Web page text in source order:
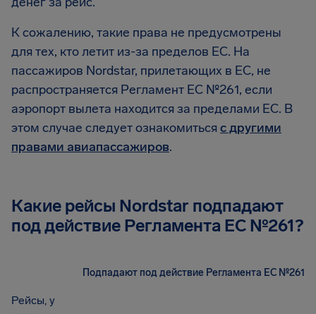
К сожалению, такие права не предусмотрены
для тех, кто летит из-за пределов ЕС. На
пассажиров Nordstar, прилетающих в ЕС, не
распространяется Регламент ЕС №261, если
аэропорт вылета находится за пределами ЕС. В
этом случае следует ознакомиться с другими
правами авиапассажиров.
Какие рейсы Nordstar подпадают
под действие Регламента EC №261?
Подпадают под действие Регламента ЕС №261
Рейсы, у